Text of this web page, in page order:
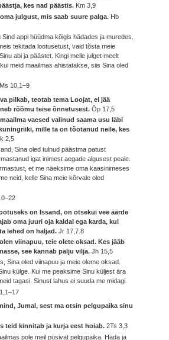
kes nad päästis. Km 3,9
julgust, mis saab suure palga. Hb
appi hüüdma kõigis hädades ja muredes.
tekitada lootusetust, vaid tõsta meie
abi ja päästet. Kingi meile julget meelt
meid maailmas ahistatakse, siis Sina oled
10,1–9
pilkab, teotab tema Loojat, ei jää
rõõmu teise õnnetusest.Õp 17,5
vaesed valinud saama usu läbi
mille ta on tõotanud neile, kes
2,5
Sina oled tulnud päästma patust
igat inimest aegade algusest peale.
et me näeksime oma kaasinimeses
neid, kelle Sina meie kõrvale oled
on Issand, on otsekui vee äärde
oma juuri oja kaldal ega karda, kui
lehed on haljad.Jr 17,7.8
viinapuu, teie olete oksad. Kes jääb
see kannab palju vilja.Jh 15,5
Sina oled viinapuu ja meie oleme oksad.
külge. Kui me peaksime Sinu küljest ära
tagasi. Sinust lahus ei suuda me midagi.
Jumal, sest ma otsin pelgupaika sinu
teid kinnitab ja kurja eest hoiab.2Ts 3,3
pole meil püsivat pelgupaika. Häda ja